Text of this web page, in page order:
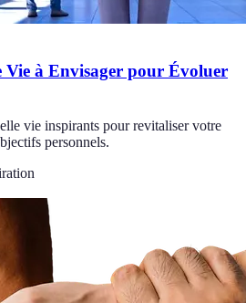
Vie à Envisager pour Évoluer
vie inspirants pour revitaliser votre
personnels.